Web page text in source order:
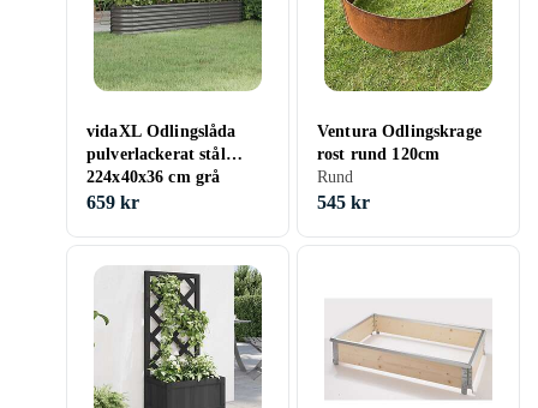
vidaXL Odlingslåda
pulverlackerat stål
224x40x36 cm grå
318874
659 kr
Ventura Odlingskrage
rost rund 120cm
Rund
545 kr